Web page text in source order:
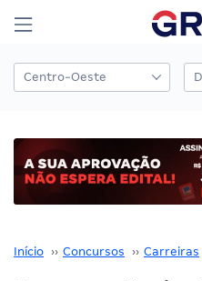
Início ›› Concursos ›› Carreiras